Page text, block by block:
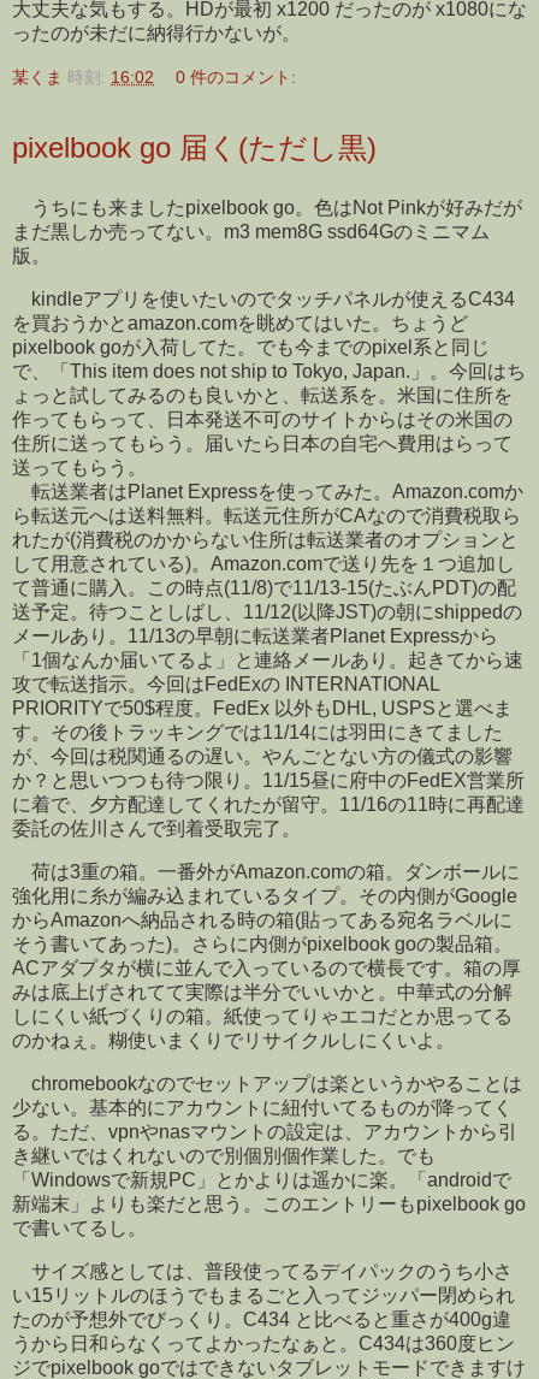
大丈夫な気もする。HDが最初 x1200 だったのが x1080にな
ったのが未だに納得行かないが。
某くま 時刻: 16:02 0 件のコメント:
pixelbook go 届く(ただし黒)
うちにも来ましたpixelbook go。色はNot Pinkが好みだが
まだ黒しか売ってない。m3 mem8G ssd64Gのミニマム
版。
kindleアプリを使いたいのでタッチパネルが使えるC434
を買おうかとamazon.comを眺めてはいた。ちょうど
pixelbook goが入荷してた。でも今までのpixel系と同じ
で、「This item does not ship to Tokyo, Japan.」。今回はち
ょっと試してみるのも良いかと、転送系を。米国に住所を
作ってもらって、日本発送不可のサイトからはその米国の
住所に送ってもらう。届いたら日本の自宅へ費用はらって
送ってもらう。
転送業者はPlanet Expressを使ってみた。Amazon.comか
ら転送元へは送料無料。転送元住所がCAなので消費税取ら
れたが(消費税のかからない住所は転送業者のオプションと
して用意されている)。Amazon.comで送り先を１つ追加し
て普通に購入。この時点(11/8)で11/13-15(たぶんPDT)の配
送予定。待つことしばし、11/12(以降JST)の朝にshippedの
メールあり。11/13の早朝に転送業者Planet Expressから
「1個なんか届いてるよ」と連絡メールあり。起きてから速
攻で転送指示。今回はFedExの INTERNATIONAL
PRIORITYで50$程度。FedEx 以外もDHL, USPSと選べま
す。その後トラッキングでは11/14には羽田にきてました
が、今回は税関通るの遅い。やんごとない方の儀式の影響
か？と思いつつも待つ限り。11/15昼に府中のFedEX営業所
に着で、夕方配達してくれたが留守。11/16の11時に再配達
委託の佐川さんで到着受取完了。
荷は3重の箱。一番外がAmazon.comの箱。ダンボールに
強化用に糸が編み込まれているタイプ。その内側がGoogle
からAmazonへ納品される時の箱(貼ってある宛名ラベルに
そう書いてあった)。さらに内側がpixelbook goの製品箱。
ACアダプタが横に並んで入っているので横長です。箱の厚
みは底上げされてて実際は半分でいいかと。中華式の分解
しにくい紙づくりの箱。紙使ってりゃエコだとか思ってる
のかねぇ。糊使いまくりでリサイクルしにくいよ。
chromebookなのでセットアップは楽というかやることは
少ない。基本的にアカウントに紐付いてるものが降ってく
る。ただ、vpnやnasマウントの設定は、アカウントから引
き継いではくれないので別個別個作業した。でも
「Windowsで新規PC」とかよりは遥かに楽。「androidで
新端末」よりも楽だと思う。このエントリーもpixelbook go
で書いてるし。
サイズ感としては、普段使ってるデイパックのうち小さ
い15リットルのほうでもまるごと入ってジッパー閉められ
たのが予想外でびっくり。C434 と比べると重さが400g違
うから日和らなくってよかったなぁと。C434は360度ヒン
ジでpixelbook goではできないタブレットモードできますけ